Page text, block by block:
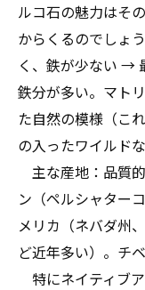
ルコ石の魅力はそ
からくるのでしょ
く、鉄が少ない →
鉄分が多い。マト
た自然の模様（こ
の入ったワイルド
主な産地：品質
ン（ペルシャター
メリカ（ネバダ州
ど近年多い）。チ
特にネイティブ